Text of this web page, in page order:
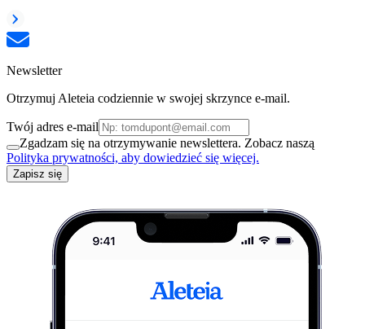
Newsletter
Otrzymuj Aleteia codziennie w swojej skrzynce e-mail.
Twój adres e-mail
Zgadzam się na otrzymywanie newslettera. Zobacz naszą
Polityka prywatności, aby dowiedzieć się więcej.
Zapisz się